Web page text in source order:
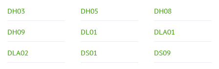
DH03 DH05 DH08
DH09 DL01 DLA01
DLA02 DS01 DS09